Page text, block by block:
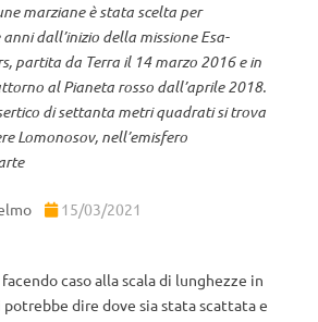
marziane è stata scelta per
dall’inizio della missione Esa-
partita da Terra il 14 marzo 2016 e in
al Pianeta rosso dall’aprile 2018.
di settanta metri quadrati si trova
Lomonosov, nell’emisfero
15/03/2021
caso alla scala di lunghezze in
potrebbe dire dove sia stata scattata e